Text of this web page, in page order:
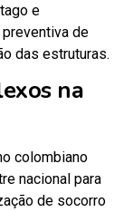
e
de
das estruturas.
na
colombiano
nacional para
de socorro